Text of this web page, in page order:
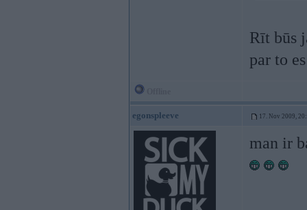
Rīt būs
par to
egonspleeve 17. Nov 2009,
man ir